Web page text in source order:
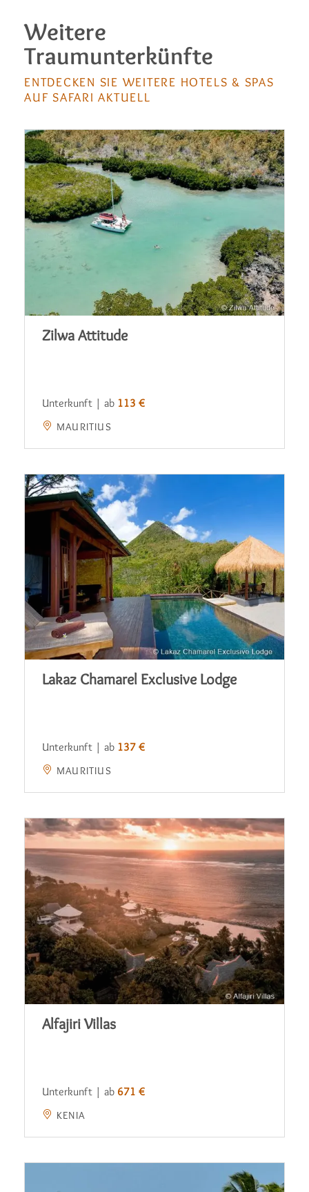
Weitere
Traumunterkünfte
ENTDECKEN SIE WEITERE HOTELS & SPAS
AUF SAFARI AKTUELL
Zilwa Attitude
Unterkunft | ab 113 €
MAURITIUS
Lakaz Chamarel Exclusive Lodge
Unterkunft | ab 137 €
MAURITIUS
Alfajiri Villas
Unterkunft | ab 671 €
KENIA